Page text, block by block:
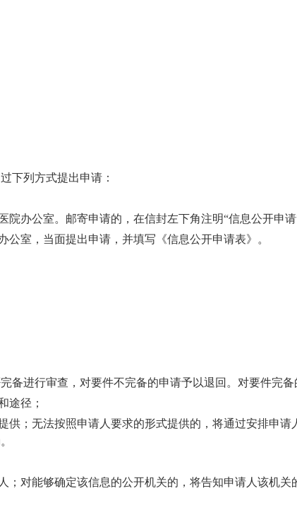
下列方式提出申请：
办公室。邮寄申请的，在信封左下角注明“信息公开申请
室，当面提出申请，并填写《信息公开申请表》。
备进行审查，对要件不完备的申请予以退回。对要件完
途径；
供；无法按照申请人要求的形式提供的，将通过安排申
；对能够确定该信息的公开机关的，将告知申请人该机